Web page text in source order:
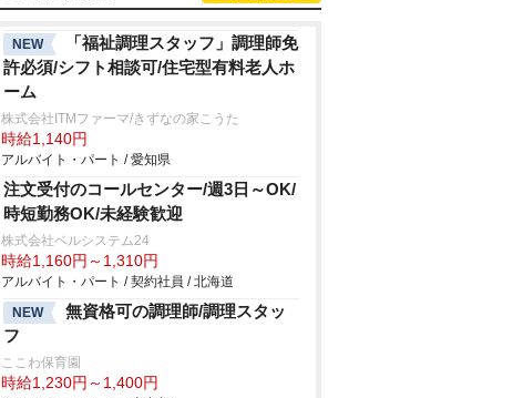
NEW
「福祉調理スタッフ」調理師免
許必須/シフト相談可/住宅型有料老人ホ
ーム
株式会社ITMファーマ/きずなの家こうた
時給1,140円
アルバイト・パート / 愛知県
注文受付のコールセンター/週3日～OK/
時短勤務OK/未経験歓迎
株式会社ベルシステム24
時給1,160円～1,310円
アルバイト・パート / 契約社員 / 北海道
NEW
無資格可の調理師/調理スタッ
フ
ここわ保育園
時給1,230円～1,400円